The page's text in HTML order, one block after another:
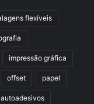
flexíveis
impressão gráfica
offset papel